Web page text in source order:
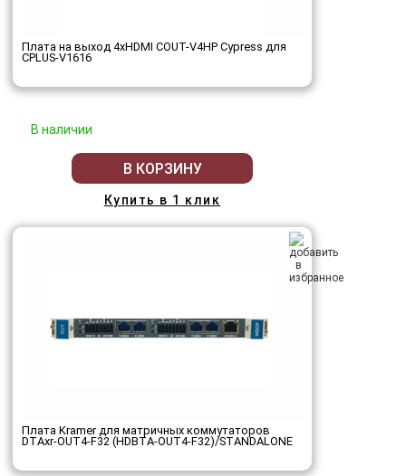
Плата на выход 4хHDMI COUT-V4HP Cypress для
CPLUS-V1616
В наличии
В КОРЗИНУ
Купить в 1 клик
Плата Kramer для матричных коммутаторов
DTAxr-OUT4-F32 (HDBTA-OUT4-F32)/STANDALONE